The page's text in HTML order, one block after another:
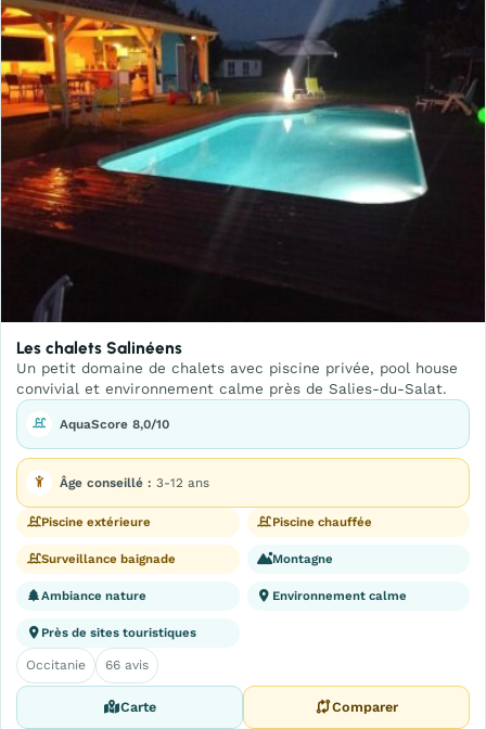
Les chalets Salinéens
Un petit domaine de chalets avec piscine privée, pool house
convivial et environnement calme près de Salies-du-Salat.
AquaScore 8,0/10
Âge conseillé : 3-12 ans
Piscine extérieure Piscine chauffée
Surveillance baignade Montagne
Ambiance nature Environnement calme
Près de sites touristiques
Occitanie 66 avis
Carte Comparer